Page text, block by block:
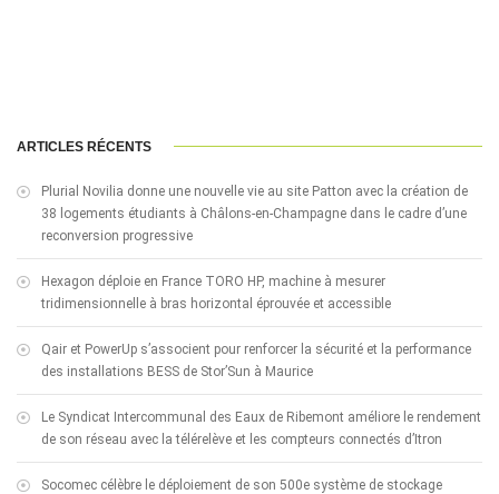
ARTICLES RÉCENTS
Plurial Novilia donne une nouvelle vie au site Patton avec la création de
38 logements étudiants à Châlons-en-Champagne dans le cadre d’une
reconversion progressive
Hexagon déploie en France TORO HP, machine à mesurer
tridimensionnelle à bras horizontal éprouvée et accessible
Qair et PowerUp s’associent pour renforcer la sécurité et la performance
des installations BESS de Stor’Sun à Maurice
Le Syndicat Intercommunal des Eaux de Ribemont améliore le rendement
de son réseau avec la télérelève et les compteurs connectés d’Itron
Socomec célèbre le déploiement de son 500e système de stockage